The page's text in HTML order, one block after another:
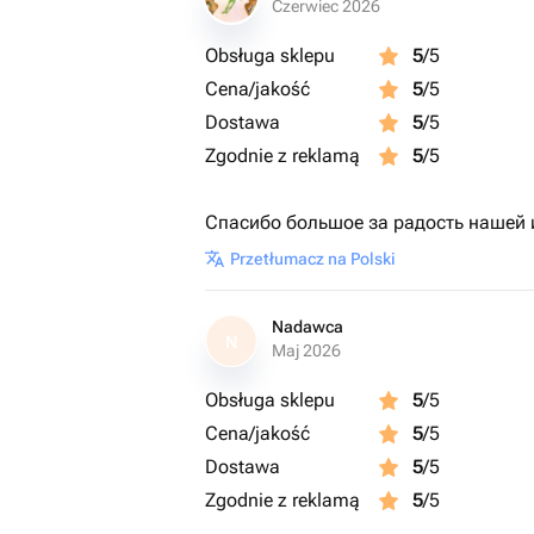
Czerwiec 2026
Obsługa sklepu 5/5
Cena/jakość
5/5
Dostawa
5/5
Zgodnie z reklamą
5/5
Спасибо большое за радость нашей
Przetłumacz na Polski
N
Nadawca
Maj 2026
Obsługa sklepu 5/5
Cena/jakość
5/5
Dostawa
5/5
Zgodnie z reklamą
5/5